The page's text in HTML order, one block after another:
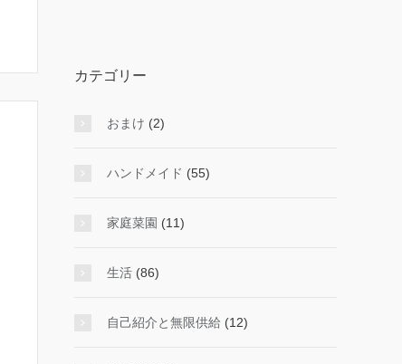
カテゴリー
おまけ (2)
ハンドメイド (55)
家庭菜園 (11)
生活 (86)
自己紹介と無限供給 (12)